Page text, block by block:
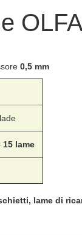
0,5 mm
15 lame
lame di